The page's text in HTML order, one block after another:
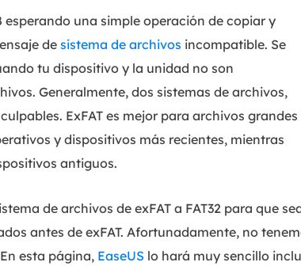
una simple operación de copiar y
de sistema de archivos incompatible. Se
tu dispositivo y la unidad no son
Generalmente, dos sistemas de archivos,
ExFAT es mejor para archivos grandes
y dispositivos más recientes, mientras
antiguos.
de archivos de exFAT a FAT32 para que
antes de exFAT. Afortunadamente, no
esta página, EaseUS lo hará muy sencillo